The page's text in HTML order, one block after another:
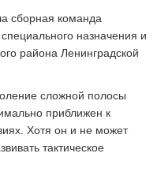
сборная команда
назначения и
района Ленинградской
сложной полосы
приближен к
Хотя он и не может
тактическое